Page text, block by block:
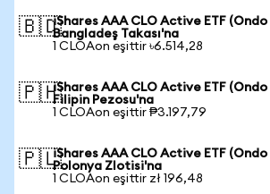
🇧🇩iShares AAA CLO Active ETF
Bangladeş Takası'na
1 CLOAon eşittir ৳6.514,28
🇵🇭iShares AAA CLO Active ETF
Filipin Pezosu'na
1 CLOAon eşittir ₱3.197,79
🇵🇱iShares AAA CLO Active ETF
Polonya Zlotisi'na
1 CLOAon eşittir zł 196,48